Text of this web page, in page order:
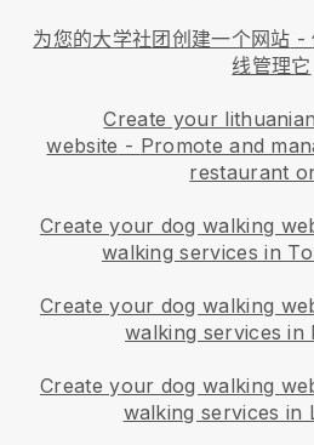
为您的大学社团创建一个网站 -
线管理它
Create your
website - Promote and
restaurant
Create your dog walking
walking services in
Create your dog walking
walking services in
Create your dog walking
walking services in